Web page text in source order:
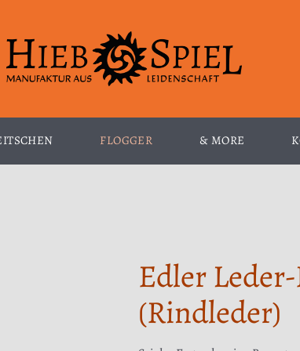
FLOGGER & MORE
Edler
(Rindleder)